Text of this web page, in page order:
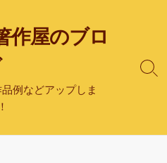
作屋のブロ
例などアップしま